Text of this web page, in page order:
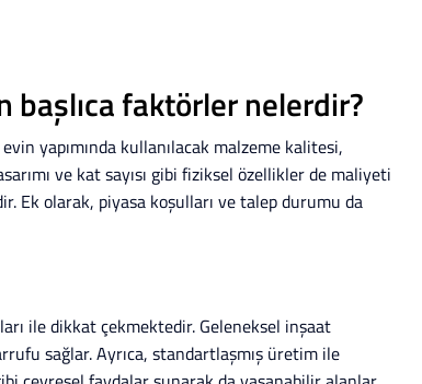
başlıca faktörler nelerdir?
yapımında kullanılacak malzeme kalitesi,
ve kat sayısı gibi fiziksel özellikler de maliyeti
Ek olarak, piyasa koşulları ve talep durumu da
ile dikkat çekmektedir. Geleneksel inşaat
sağlar. Ayrıca, standartlaşmış üretim ile